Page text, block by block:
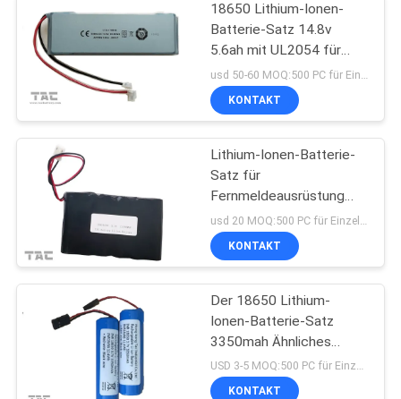
18650 Lithium-Ionen-
Batterie-Satz 14.8v
5.6ah mit UL2054 für
Straßenbeleuchtung
KONTAKT
Lithium-Ionen-Batterie-
Satz für
Fernmeldeausrüstung
18650 13.2AH 3.7V
KONTAKT
Der 18650 Lithium-
Ionen-Batterie-Satz
3350mah Ähnliches
Panasonic für Fahrrad
gehen Beleuchtung voran
USD 3-5 MOQ:500 PC für Einzelzelle, 50pack für Batteriesätze
KONTAKT